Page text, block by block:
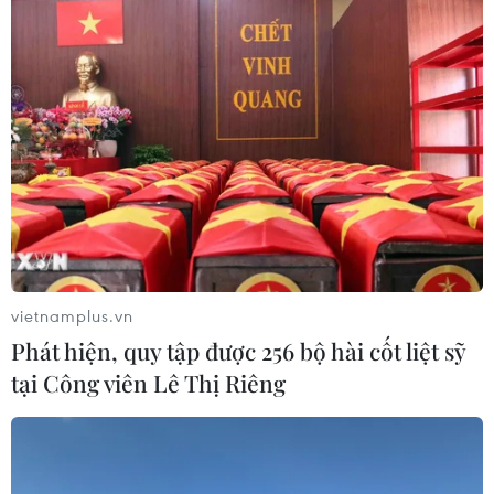
Bộ ngày nắng nóng, Nam Bộ có mưa
dông
08/08/2026 23:08
Áp thấp nhiệt đới đã suy yếu thành
một vùng áp thấp
08/08/2026 14:19
Trung Quốc nâng mức ứng phó khẩn
cấp với bão Dolphin
08/08/2026 07:10
vietnamplus.vn
Phát hiện, quy tập được 256 bộ hài cốt liệt sỹ
tại Công viên Lê Thị Riêng